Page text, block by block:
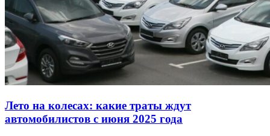
Лето на колесах: какие траты ждут
автомобилистов с июня 2025 года